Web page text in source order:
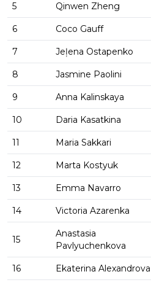
5 Qinwen Zheng
6 Coco Gauff
7 Jeļena Ostapenko
8 Jasmine Paolini
9 Anna Kalinskaya
10 Daria Kasatkina
11 Maria Sakkari
12 Marta Kostyuk
13 Emma Navarro
14 Victoria Azarenka
15
Anastasia
Pavlyuchenkova
16 Ekaterina Alexandrova